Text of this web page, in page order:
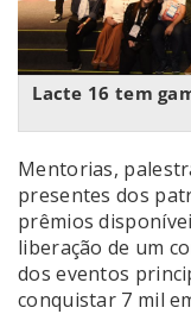
Lacte 16 tem
Mentorias,
presentes dos
prêmios
liberação de um
dos eventos
conquistar 7 mil